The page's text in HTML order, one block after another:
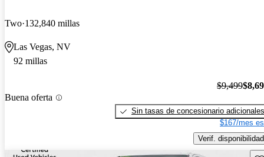
Two 132,840 millas
Las Vegas, NV
92 millas
Buena oferta
$9,499
Sin tasas de concesionario adicionales
$167/mes
Verif. disponibilidad